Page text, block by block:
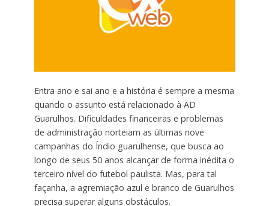
Entra ano e sai ano e a história é sempre a mesma
quando o assunto está relacionado à AD
Guarulhos. Dificuldades financeiras e problemas
de administração norteiam as últimas nove
campanhas do Índio guarulhense, que busca ao
longo de seus 50 anos alcançar de forma inédita o
terceiro nível do futebol paulista. Mas, para tal
façanha, a agremiação azul e branco de Guarulhos
precisa superar alguns obstáculos.